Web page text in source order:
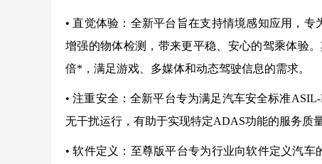
• 直觉体验：全新平台旨在支持情境感知应用，
增强的物体检测，带来更平稳、安心的驾乘体验
倍*，满足游戏、多媒体和动态驾驶信息的需求。
• 注重安全：全新平台专为满足汽车安全标准
无干扰运行，有助于实现特定ADAS功能的服务质
• 软件定义：至尊版平台专为行业向软件定义汽